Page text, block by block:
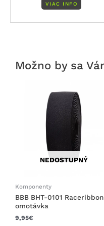
VIAC INFO
Možno by sa
NEDOSTUPNÝ
Komponenty
BBB BHT-0101 Raceribbon
omotávka
9,95€